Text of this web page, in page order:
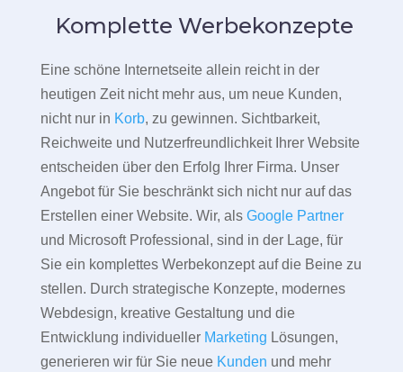
Komplette Werbekonzepte
Eine schöne Internetseite allein reicht in der
heutigen Zeit nicht mehr aus, um neue Kunden,
nicht nur in Korb, zu gewinnen. Sichtbarkeit,
Reichweite und Nutzerfreundlichkeit Ihrer Website
entscheiden über den Erfolg Ihrer Firma. Unser
Angebot für Sie beschränkt sich nicht nur auf das
Erstellen einer Website. Wir, als Google Partner
und Microsoft Professional, sind in der Lage, für
Sie ein komplettes Werbekonzept auf die Beine zu
stellen. Durch strategische Konzepte, modernes
Webdesign, kreative Gestaltung und die
Entwicklung individueller Marketing Lösungen,
generieren wir für Sie neue Kunden und mehr